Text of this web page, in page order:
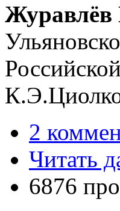
2
Читать
6876